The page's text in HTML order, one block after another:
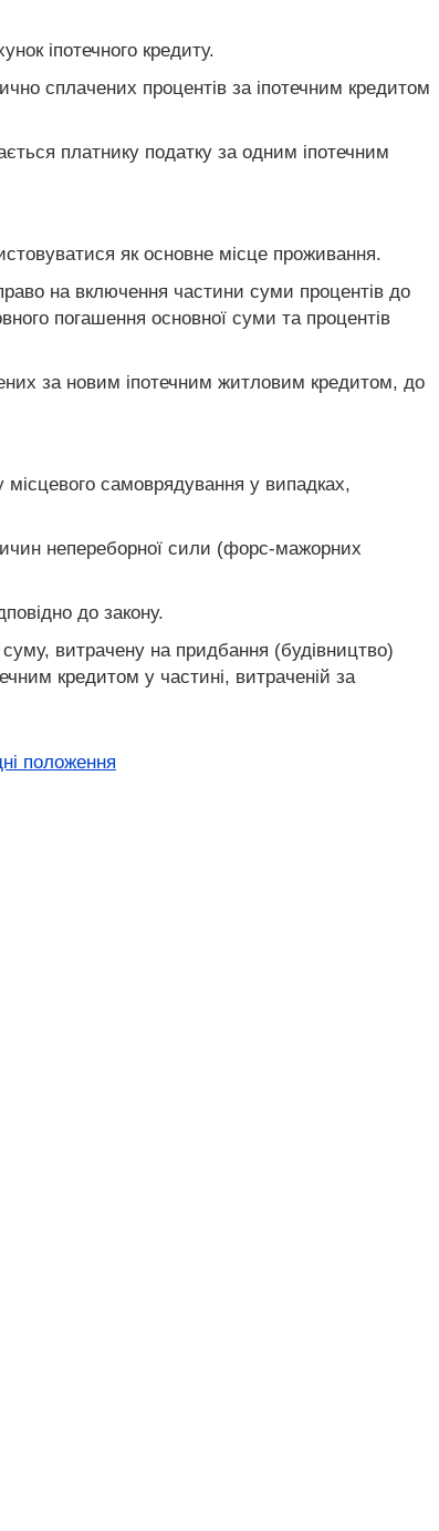
іпотечного кредиту.
сплачених процентів за іпотечним кредитом
платнику податку за одним іпотечним
як основне місце проживання.
на включення частини суми процентів до
погашення основної суми та процентів
за новим іпотечним житловим кредитом, до
місцевого самоврядування у випадках,
непереборної сили (форс-мажорних
до закону.
витрачену на придбання (будівництво)
кредитом у частині, витраченій за
положення